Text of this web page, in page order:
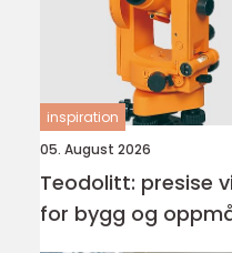
inspiration
05. August 2026
Teodolitt: presise
for bygg og